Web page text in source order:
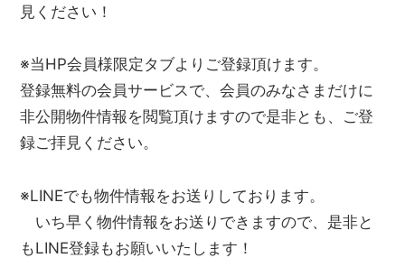
力
る
見ください！
※当HP会員様限定タブよりご登録頂けます。
登録無料の会員サービスで、会員のみなさまだけに
非公開物件情報を閲覧頂けますので是非とも、ご登
録ご拝見ください。
※LINEでも物件情報をお送りしております。
いち早く物件情報をお送りできますので、是非と
もLINE登録もお願いいたします！